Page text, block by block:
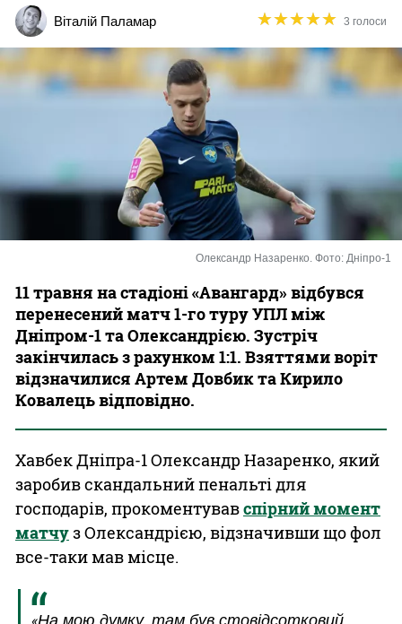
Різне
Букмекери
Казино
Віталій Паламар ★★★★★
★★★★★ 3 голоси
Олександр Назаренко. Фото: Дніпро-1
11 травня на стадіоні «Авангард» відбувся
перенесений матч 1-го туру УПЛ між
Дніпром-1 та Олександрією. Зустріч
закінчилась з рахунком 1:1. Взяттями воріт
відзначилися Артем Довбик та Кирило
Ковалець відповідно.
Хавбек Дніпра-1 Олександр Назаренко, який
заробив скандальний пенальті для
господарів, прокоментувавспірний момент
матчуз Олександрією, відзначивши що фол
все-таки мав місце.
На мою думку, там був стовідсотковий